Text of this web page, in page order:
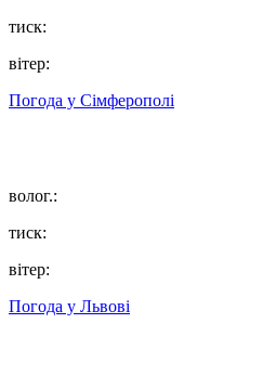
тиск:
вітер:
Погода у Сімферополі
волог.:
тиск:
вітер:
Погода у Львові